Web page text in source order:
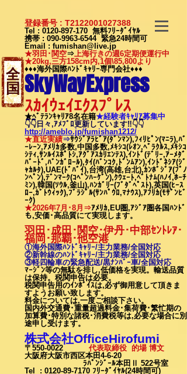
全
国
登録番号 : T2122001027388
Tel : 0120-897-170 無料ﾌﾘｰﾀﾞｲﾔﾙ
携帯 : 090-9963-6544緊急24時間可
Email
: fumishan@live.jp
★羽田･関空⇒上海行きの週6定期便運行中
★20kg,三方158cm内,1個\85,800より
♦♦♦海外国際ﾊﾝﾄﾞｷｬﾘｰ専門会社♦♦♦
SkyWayExpress
ｽｶｲｳｪｲｴｸｽﾌﾟﾚｽ
★ﾍﾞﾃﾗﾝｷｬﾘｱ8名在籍★​経験者ｷｬﾘｱ募集中
👇👇日々,ｱﾒﾌﾞﾛ更新しています‼👇👇
http://ameblo.jp/fumishan1212/
★直近実績⇒ｻｳｼﾞｱﾗﾋﾞｱ(ﾀﾞﾝﾏﾝ),ﾌｨﾘﾋﾟﾝ(ﾏﾆﾗ),ﾊﾞ
ｰﾚｰﾝ,ｱﾒﾘｶ多数,中国多数,ﾒｷｼｺ(ﾚｵﾝ,ﾍﾞﾗｸﾙｽ,ﾒｷｼｺ
ｼﾃｨ,ｻﾝﾙｲｽﾎﾟﾄｼ,ｱｸﾞｱｽｶﾘｴﾝﾃｽ),ｲﾝﾄﾞ(ﾃﾞﾘｰ,ｱｰﾒﾀﾞ
ﾊﾞｰﾄﾞ,ﾊﾞﾝｶﾞﾛｰﾙ),ﾀｲ(ﾊﾞﾝｺｸ,ﾄﾞﾝﾑｱﾝ),ｲﾝﾄﾞﾈｼｱ(ｼﾞ
ｬｶﾙﾀ),UAE(ﾄﾞﾊﾞｲ),台湾(高雄,台北),ｶﾝﾎﾞｼﾞｱ(ﾌﾟﾉ
ﾝﾍﾟﾝ),ﾃﾞﾝﾏｰｸ(ｺﾍﾟﾝﾊｰｹﾞﾝ),ｸｳｪｰﾄ,ﾍﾞﾄﾅﾑ(ﾊﾉｲ,ﾎｰﾁ
ﾐﾝ),韓国(ｿｳﾙ,釜山),ﾊﾝｶﾞﾘｰ(ﾌﾞﾀﾞﾍﾟｽﾄ),英国(ﾋｰｽ
ﾛｰ,ｶﾞﾄｳｨｯｸ),ﾌﾞﾗｼﾞﾙ(ｻﾝﾊﾟｳﾛ,ﾏﾅｳｽ),ｱﾌﾘｶ(ﾓｻﾞﾝﾋﾞ
ｰｸ)
★2026年7月･8月⇒ｱﾒﾘｶ,EU圏,ｱｼﾞｱ圏各国ﾊﾝﾄﾞ
も,安価･高品質にて実現します。
羽田･成田･関空･伊丹･中部ｾﾝﾄﾚｱ･
福岡･那覇･他空港
①海外国際ﾊﾝﾄﾞｷｬﾘｰ/主力業務/全国対応
②新幹線のﾊﾝﾄﾞｷｬﾘｰ/主力業務/全国対応
③軽四輪車の緊急配送/黒ﾅﾝﾊﾞｰ車/全国対応
ﾏｰｼﾞﾝ等の無駄を排し,低価格を実現。輸送品質
は保持。税関申告は必要。
税関申告用のｲﾝﾎﾞｲｽは,必ず御用意して頂きま
すようお願い致します。
料金については,一度ご相談下さい。
国内外交通費･重量超過料金･集荷費･繁忙期の
加算費･特別な諸税･消費税等は,必要な場合に別
途申し受けます。
株式会社OfficeHirofumi
〒550-0022 代表取締役 的場 博文
大阪府大阪市西区本田4-6-20
ﾗﾊﾟﾝｼﾞｰﾙ本田Ⅱ 522号室
Tel : 0120-89-7170 ﾌﾘｰﾀﾞｲﾔﾙ(24時間可)